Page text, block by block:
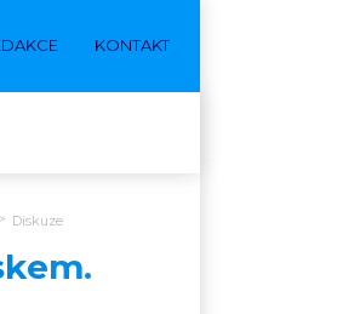
KONTAKT
Diskuze